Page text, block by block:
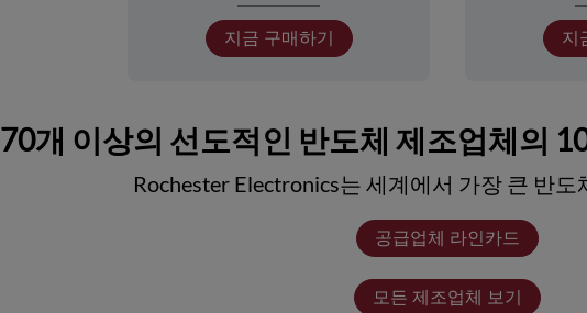
지금 구매하기 지
70개 이상의 선도적인 반도체 제조업체의
Rochester Electronics는 세계에서 가장 큰 반도
공급업체 라인카드
모든 제조업체 보기